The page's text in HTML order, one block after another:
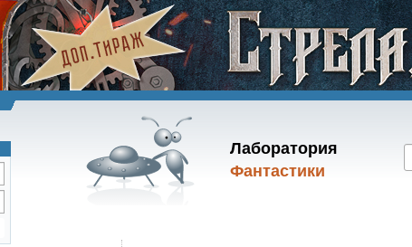
Лаборатория
Фантастики